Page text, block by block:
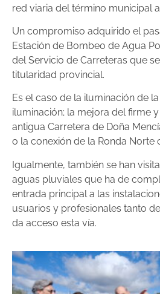
red viaria del término municipal
Un compromiso adquirido el
Estación de Bombeo de Agua
del Servicio de Carreteras que
titularidad provincial.
Es el caso de la iluminación de
iluminación; la mejora del firme
antigua Carretera de Doña
o la conexión de la Ronda Norte
Igualmente, también se han
aguas pluviales que ha de
entrada principal a las
usuarios y profesionales tanto
da acceso esta vía.